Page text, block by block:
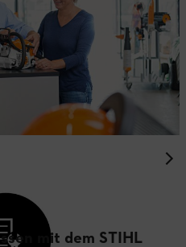
mit dem STIHL